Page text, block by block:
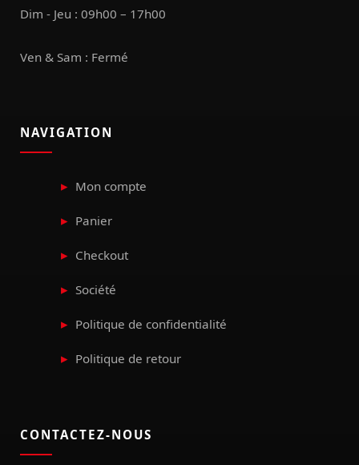
Dim - Jeu : 09h00 – 17h00
Ven & Sam : Fermé
NAVIGATION
Mon compte
Panier
Checkout
Société
Politique de confidentialité
Politique de retour
CONTACTEZ-NOUS